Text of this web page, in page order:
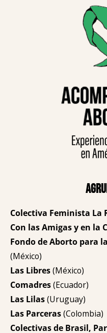
Colectiva Feminista La
Con las Amigas y en la
Fondo de Aborto para
(México)
Las Libres(México)
Comadres(Ecuador)
Las Lilas(Uruguay)
Las Parceras(Colombia)
Colectivas de Brasil,